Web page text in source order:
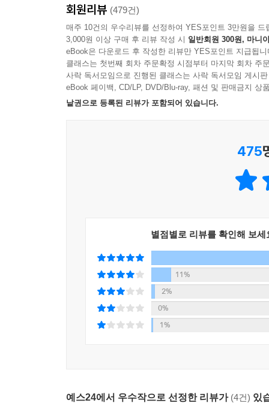
은 자신이 행운아일 거라는 희망을 품고 게임을
패했다. 아이들에게 희망을 가지라고, 이길지 모
임이지만, 인생은 그렇지 않았다.
--- pp.253~254
“다 고생인 기라.” 양진이 큰 소리로 말했다. “고생
“네, 고생이에요.” 경희가 고생이라는 말을 되풀이
으로는 부족했다. 자신이 물을 마시듯 들이마시
못했다. 어머니가 아들에게 앞으로 고생하게 될
이 소설은 일제강점기 부산 영도에서 시작해 버
어머니 양진과 함께 허름한 하숙집을 꾸리며 살
넓은 세상을 상상하기 시작하지만, 그의 아이를
손님으로 온 목사 이삭은 선자를 자신의 운명으
조선인이자 여성으로서 차별과 멸시를 견디며
정세과 일제 침략이 낳은 한국 근현대사의 비
마음먹었다. 그러나 예일대에서 역사학을 공부하
긴 시간이 필요했다. 일본계 미국인 남편과 함께
“다큐멘터리의 디테일과 뛰어난 소설적 공감이
“파친코는 바보 같은 게임이지만, 인생은 그렇지
‘한국인 디아스포라 3부작’을 향한 묵묵한 여정
『파친코』는 ‘집에 대한 이야기’이기도 하다.
때문이다. 작가는 책의 제목인 ‘파친코’가 “도
뛰어넘는 이야기의 힘을 증명하며 하나의 문화적
- 에리카 와그너 (작가, 기자)
야심 차다. 디킨스의 맥을 잇는 사회 소설
- USA투데이
역사가 의도적으로 지우려 했던 사람들에게 바치
- 가디언
이민진은 탁월한 이야기꾼이다. 계급, 종교, 소
오래도록 생각에 잠기게 될 것이다.
- 내셔널 북리뷰
[2022 내 맘대로 올해의 책]
회원리뷰 (479건)
매주 10건의 우수리뷰를 선정하여 YES포인트 3만원을 드
3,000원 이상 구매 후 리뷰 작성 시 일반회원 300원, 마니
eBook은 다운로드 후 작성한 리뷰만 YES포인트 지급됩니
클래스는 첫번째 회차 주문확정 시점부터 마지막 회차 주
사락 독서모임으로 진행된 클래스는 사락 독서모임 게시
eBook 페이백, CD/LP, DVD/Blu-ray, 패션 및 판매금지 상
낱권으로 등록된 리뷰가 포함되어 있습니다.
475
별점별로 리뷰를 확인해 보세
11%
2%
0%
1%
예스24에서 우수작으로 선정한 리뷰가 (4건) 있